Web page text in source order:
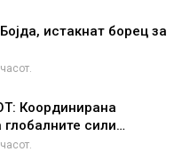
истакнат борец за
Координирана
глобалните сили…